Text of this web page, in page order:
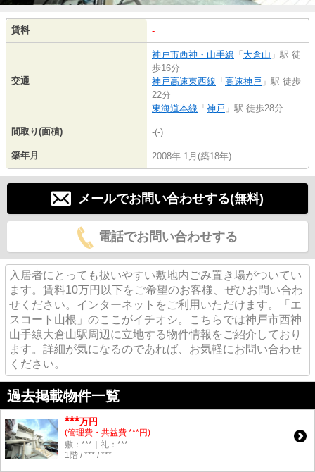
賃料 -
交通
神戸市西神・山手線 「 大倉山 」駅 徒
歩16分
神戸高速東西線 「 高速神戸 」駅 徒歩
22分
東海道本線 「 神戸 」駅 徒歩28分
間取り(面積) -(-)
築年月 2008年 1月(築18年)
メールでお問い合わせする(無料)
電話でお問い合わせする
入居者にとっても扱いやすい敷地内ごみ置き場がついてい
ます。賃料10万円以下をご希望のお客様、ぜひお問い合わ
せください。インターネットをご利用いただけます。「エ
スコート山根」のここがイチオシ。こちらでは神戸市西神
山手線大倉山駅周辺に立地する物件情報をご紹介しており
ます。詳細が気になるのであれば、お気軽にお問い合わせ
ください。
過去掲載物件一覧
***万円
(管理費・共益費 ***円)
敷：***｜礼：***
1階 / *** / ***